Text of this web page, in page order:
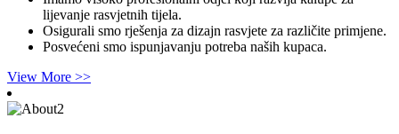
lijevanje rasvjetnih tijela.
Osigurali smo rješenja za dizajn rasvjete za različite primjene.
Posvećeni smo ispunjavanju potreba naših kupaca.
View More >>